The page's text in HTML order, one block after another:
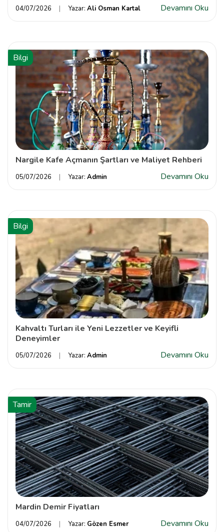
04/07/2026 Yazar: Ali Osman Kartal Devamını Oku
Bilgi
Nargile Kafe Açmanın Şartları ve Maliyet Rehberi
05/07/2026 Yazar: Admin Devamını Oku
Bilgi
Kahvaltı Turları ile Yeni Lezzetler ve Keyifli
Deneyimler
05/07/2026 Yazar: Admin Devamını Oku
Tamir
Mardin Demir Fiyatları
04/07/2026 Yazar: Gözen Esmer Devamını Oku